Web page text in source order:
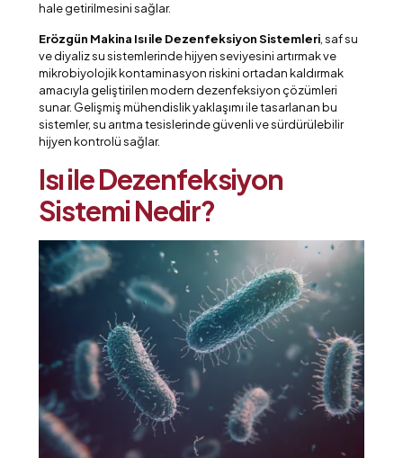
hale getirilmesini sağlar.
Erözgün Makina Isı ile Dezenfeksiyon Sistemleri , saf su
ve diyaliz su sistemlerinde hijyen seviyesini artırmak ve
mikrobiyolojik kontaminasyon riskini ortadan kaldırmak
amacıyla geliştirilen modern dezenfeksiyon çözümleri
sunar. Gelişmiş mühendislik yaklaşımı ile tasarlanan bu
sistemler, su arıtma tesislerinde güvenli ve sürdürülebilir
hijyen kontrolü sağlar.
Isı ile Dezenfeksiyon
Sistemi Nedir?